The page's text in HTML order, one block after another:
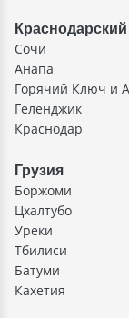
Сочи
Анапа
Горячий Ключ и
Геленджик
Краснодар
Грузия
Боржоми
Цхалтубо
Уреки
Тбилиси
Батуми
Кахетия